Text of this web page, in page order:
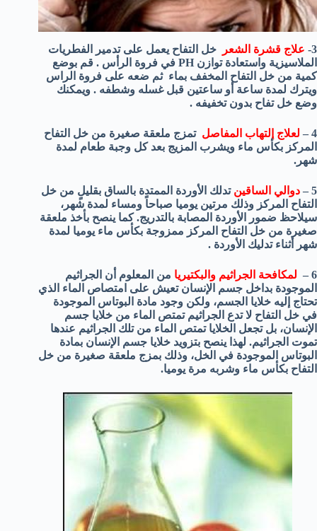
3- علاج قشرة الشعر
خل التفاح يعمل على تدمير الفطريات
الملاسيزية واستعادة توازن PH في فروة الرأس . قم بوضع
كمية من خل التفاح المخفف بماء ثم ضعه على فروة الراس
ويترك لمدة ساعة أو ساعتين قبل غسله وشطفه . ويمكنك
وضع خل تفاح بدون تخفيفه .
4 – لعلاج إلتهاب المفاصل تمزج ملعقة صغيرة من خل التفاح
المركز بكأس ماء ويشرب المزيج بعد كل وجبة طعام لمدة
شهر.
5 – دوالي الساقين تدلك الأوردة الممتدة بالساق بقليلٍ من خل
التفاح المركز وذلك مرتين يوميا صباحاً ومساء لمدة شهر،
سيلاحظ ضمور الأوردة المصابة بالتدريج. كما ينصح بأخذ ملعقة
صغيرة من خل التفاح المركز ممزوجة بكأس ماء يوميا لمدة
شهر أثناء تدليك الأوردة .
6 – لمكافحة الجراثيم والبكتيريا من المعلوم أن الجراثيم
الموجودة بداخل جسم الإنسان تعيش على امتصاص الماء الذي
تحتاج إليه خلايا الجسم، ولكن وجود مادة البوتاس الموجودة
في خل التفاح لا تدع الجراثيم تمتص الماء من خلايا جسم
الإنسان، بل تجعل الخلايا تمتص الماء من تلك الجراثيم عندها
تموت الجراثيم. لهذا ينصح بتزويد خلايا جسم الإنسان بمادة
البوتاس الموجودة في الخل، وذلك بمزج ملعقة صغيرة من خل
التفاح بكأس ماء وشربه مرة يوميا.